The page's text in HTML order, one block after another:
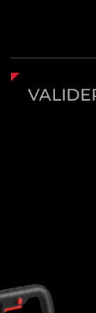
Équipée
douceur, la
de court-
moteur des
anormale ou